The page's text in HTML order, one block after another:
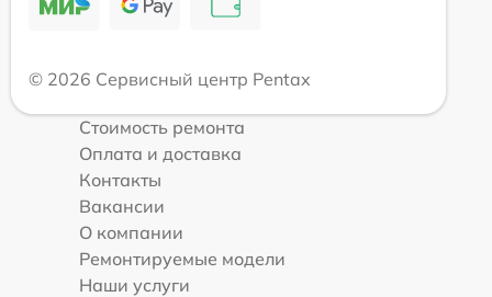
© 2026 Сервисный центр Pentax
Стоимость ремонта
Оплата и доставка
Контакты
Вакансии
О компании
Ремонтируемые модели
Наши услуги